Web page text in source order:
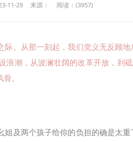
11-29 来源： 阅读：(3957)
。从那一刻起，我们党义无反顾
浪潮，从波澜壮阔的改革开放，到
。
两个孩子给你的负担的确是太重